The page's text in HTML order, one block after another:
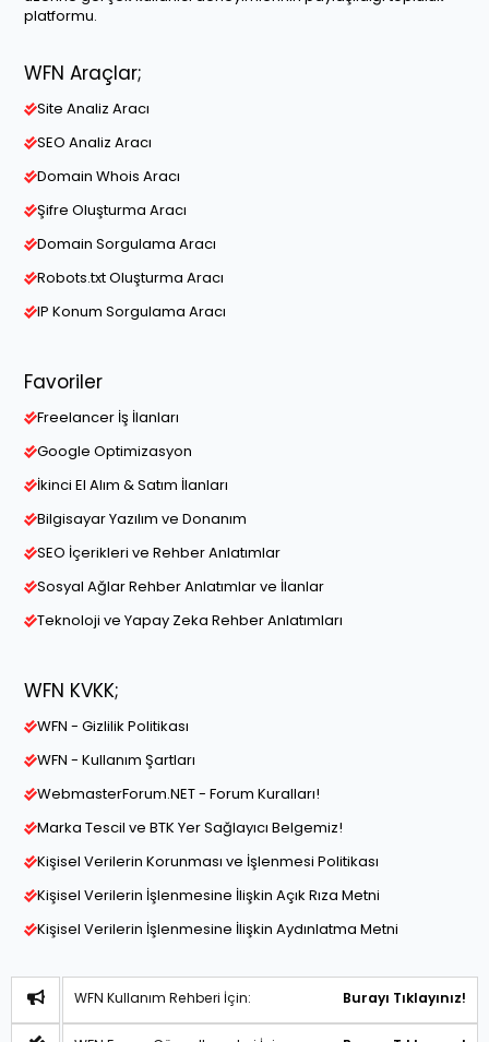
platformu.
WFN Araçlar;
Site Analiz Aracı
SEO Analiz Aracı
Domain Whois Aracı
Şifre Oluşturma Aracı
Domain Sorgulama Aracı
Robots.txt Oluşturma Aracı
IP Konum Sorgulama Aracı
Favoriler
Freelancer İş İlanları
Google Optimizasyon
İkinci El Alım & Satım İlanları
Bilgisayar Yazılım ve Donanım
SEO İçerikleri ve Rehber Anlatımlar
Sosyal Ağlar Rehber Anlatımlar ve İlanlar
Teknoloji ve Yapay Zeka Rehber Anlatımları
WFN KVKK;
WFN - Gizlilik Politikası
WFN - Kullanım Şartları
WebmasterForum.NET - Forum Kuralları!
Marka Tescil ve BTK Yer Sağlayıcı Belgemiz!
Kişisel Verilerin Korunması ve İşlenmesi Politikası
Kişisel Verilerin İşlenmesine İlişkin Açık Rıza Metni
Kişisel Verilerin İşlenmesine İlişkin Aydınlatma Metni
WFN Kullanım Rehberi İçin: Burayı Tıklayınız!